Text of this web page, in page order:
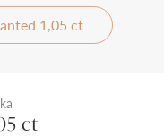
1,05 ct
ct